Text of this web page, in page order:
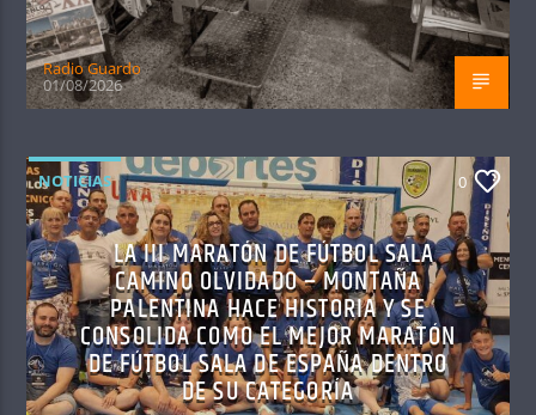
Radio Guardo
01/08/2026
NOTICIAS 0
LA III MARATÓN DE FÚTBOL SALA
CAMINO OLVIDADO – MONTAÑA
PALENTINA HACE HISTORIA Y SE
CONSOLIDA COMO EL MEJOR MARATÓN
DE FÚTBOL SALA DE ESPAÑA DENTRO
DE SU CATEGORÍA